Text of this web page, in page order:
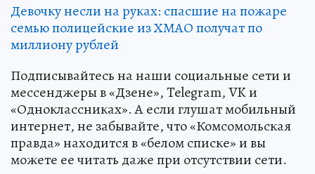
Девочку несли на руках: спасшие на пожаре
семью полицейские из ХМАО получат по
миллиону рублей
Подписывайтесь на наши социальные сети и
мессенджеры в «Дзене», Telegram, VK и
«Одноклассниках». А если глушат мобильный
интернет, не забывайте, что «Комсомольская
правда» находится в «белом списке» и вы
можете ее читать даже при отсутствии сети.